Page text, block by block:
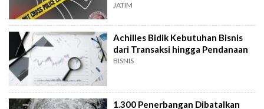
JATIM
Achilles Bidik Kebutuhan Bisnis
dari Transaksi hingga Pendanaan
BISNIS
1.300 Penerbangan Dibatalkan